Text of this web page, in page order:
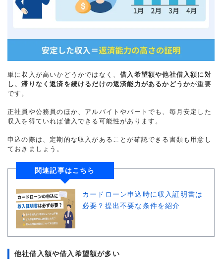
単に収入が高いかどうかではなく、借入希望額や他社借入額に対
し、滞りなく返済を続けるだけの返済能力があるかどうかが重要
です。
正社員や公務員のほか、アルバイトやパートでも、毎月安定した
収入を得ていれば借入できる可能性があります。
申込の際は、定期的な収入があることが確認できる書類も用意し
ておきましょう。
関連記事はこちら
カードローン申込時に収入証明書は
必要？提出不要な条件を紹介
他社借入額や借入希望額が多い